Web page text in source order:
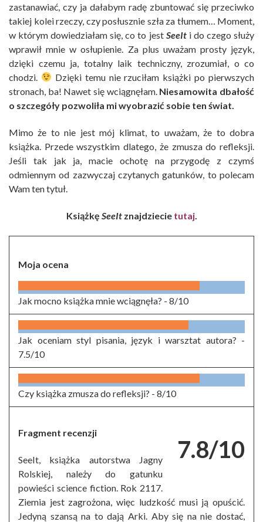
zastanawiać, czy ja dałabym radę zbuntować się przeciwko
takiej kolei rzeczy, czy posłusznie szła za tłumem… Moment,
w którym dowiedziałam się, co to jest SeeIti do czego służy
wprawił mnie w osłupienie. Za plus uważam prosty język,
dzięki czemu ja, totalny laik techniczny, zrozumiał, o co
chodzi.
Dzięki temu nie rzuciłam książki po pierwszych
stronach, ba! Nawet się wciągnęłam. Niesamowita dbałość
o szczegóły pozwoliła mi wyobrazić sobie ten świat.
Mimo że to nie jest mój klimat, to uważam, że to dobra
książka. Przede wszystkim dlatego, że zmusza do refleksji.
Jeśli tak jak ja, macie ochotę na przygodę z czymś
odmiennym od zazwyczaj czytanych gatunków, to polecam
Wam ten tytuł.
Książkę SeeItznajdziecie tutaj.
Moja ocena
Jak mocno książka mnie wciągnęła? - 8/10
Jak oceniam styl pisania, język i warsztat autora? -
7.5/10
Czy książka zmusza do refleksji? - 8/10
7.8/10
Fragment recenzji
SeeIt, książka autorstwa Jagny
Rolskiej, należy do gatunku
powieści science fiction. Rok 2117.
Ziemia jest zagrożona, więc ludzkość musi ją opuścić.
Jedyną szansą na to dają Arki. Aby się na nie dostać,